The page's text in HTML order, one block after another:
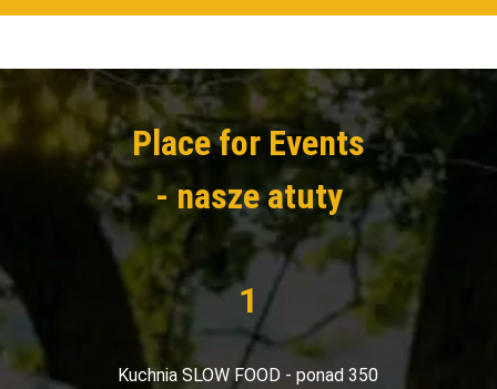
Place for Events
- nasze atuty
Kuchnia SLOW FOOD - ponad 350